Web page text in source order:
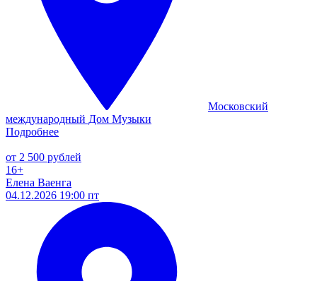
Московский
международный Дом Музыки
Подробнее
от 2 500 рублей
16+
Елена Ваенга
04.12.2026 19:00 пт